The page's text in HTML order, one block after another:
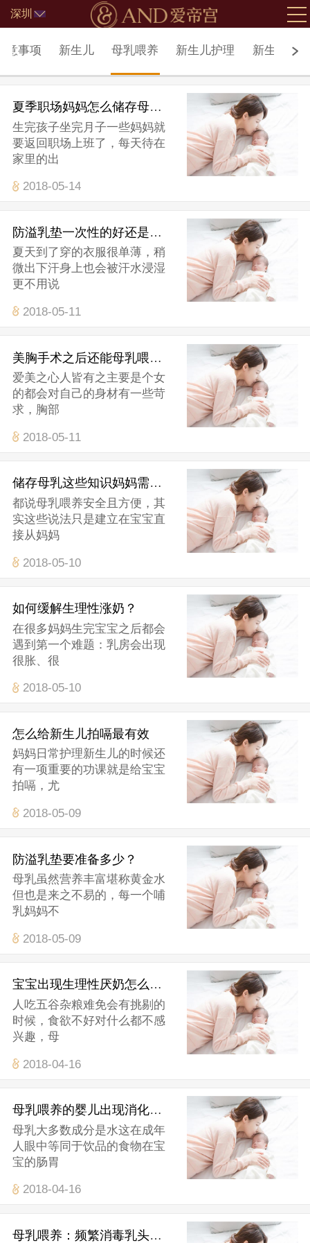
深圳
意事项 新生儿 母乳喂养 新生儿护理 新生儿疾
夏季职场妈妈怎么储存母乳？
生完孩子坐完月子一些妈妈就
要返回职场上班了，每天待在
家里的出
2018-05-14
防溢乳垫一次性的好还是可洗式的好
夏天到了穿的衣服很单薄，稍
微出下汗身上也会被汗水浸湿
更不用说
2018-05-11
美胸手术之后还能母乳喂养吗？
爱美之心人皆有之主要是个女
的都会对自己的身材有一些苛
求，胸部
2018-05-11
储存母乳这些知识妈妈需要知道
都说母乳喂养安全且方便，其
实这些说法只是建立在宝宝直
接从妈妈
2018-05-10
如何缓解生理性涨奶？
在很多妈妈生完宝宝之后都会
遇到第一个难题：乳房会出现
很胀、很
2018-05-10
怎么给新生儿拍嗝最有效
妈妈日常护理新生儿的时候还
有一项重要的功课就是给宝宝
拍嗝，尤
2018-05-09
防溢乳垫要准备多少？
母乳虽然营养丰富堪称黄金水
但也是来之不易的，每一个哺
乳妈妈不
2018-05-09
宝宝出现生理性厌奶怎么办？
人吃五谷杂粮难免会有挑剔的
时候，食欲不好对什么都不感
兴趣，母
2018-04-16
母乳喂养的婴儿出现消化不良怎么办
母乳大多数成分是水这在成年
人眼中等同于饮品的食物在宝
宝的肠胃
2018-04-16
母乳喂养：频繁消毒乳头不可取